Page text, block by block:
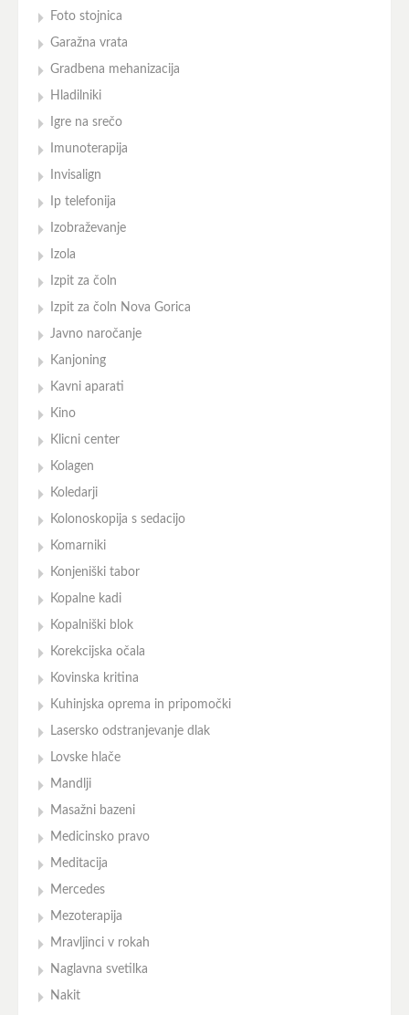
Foto stojnica
Garažna vrata
Gradbena mehanizacija
Hladilniki
Igre na srečo
Imunoterapija
Invisalign
Ip telefonija
Izobraževanje
Izola
Izpit za čoln
Izpit za čoln Nova Gorica
Javno naročanje
Kanjoning
Kavni aparati
Kino
Klicni center
Kolagen
Koledarji
Kolonoskopija s sedacijo
Komarniki
Konjeniški tabor
Kopalne kadi
Kopalniški blok
Korekcijska očala
Kovinska kritina
Kuhinjska oprema in pripomočki
Lasersko odstranjevanje dlak
Lovske hlače
Mandlji
Masažni bazeni
Medicinsko pravo
Meditacija
Mercedes
Mezoterapija
Mravljinci v rokah
Naglavna svetilka
Nakit